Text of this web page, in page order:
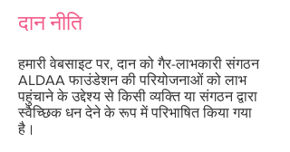
दान नीति
हमारी वेबसाइट पर, दान को गैर-लाभकारी संगठन
ALDAA फाउंडेशन की परियोजनाओं को लाभ
पहुंचाने के उद्देश्य से किसी व्यक्ति या संगठन द्वारा
स्वैच्छिक धन देने के रूप में परिभाषित किया गया
है।